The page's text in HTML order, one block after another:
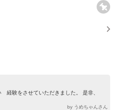
経験をさせていただきました。 是非、
by うめちゃんさん